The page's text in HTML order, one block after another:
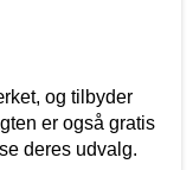
og tilbyder
er også gratis
deres udvalg.